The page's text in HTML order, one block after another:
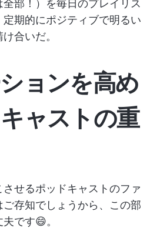
部！）を毎日のプレイリス
定期的にポジティブで明るい
合いだ。
ョンを高め
ャストの重
せるポッドキャストのファ
存知でしょうから、この部
です😄。